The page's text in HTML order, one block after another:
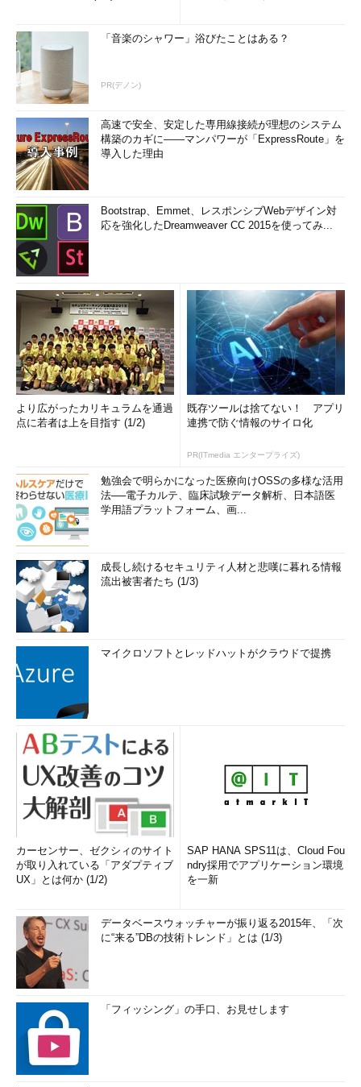
「音楽のシャワー」浴びたことはある？
PR(デノン)
高速で安全、安定した専用線接続が理想のシステム
構築のカギに――マンパワーが「ExpressRoute」を
導入した理由
Bootstrap、Emmet、レスポンシブWebデザイン対
応を強化したDreamweaver CC 2015を使ってみ...
より広がったカリキュラムを通過
点に若者は上を目指す (1/2)
既存ツールは捨てない！ アプリ
連携で防ぐ情報のサイロ化
PR(ITmedia エンタープライズ)
勉強会で明らかになった医療向けOSSの多様な活用
法──電子カルテ、臨床試験データ解析、日本語医
学用語プラットフォーム、画...
成長し続けるセキュリティ人材と悲嘆に暮れる情報
流出被害者たち (1/3)
マイクロソフトとレッドハットがクラウドで提携
カーセンサー、ゼクシィのサイト
が取り入れている「アダプティブ
UX」とは何か (1/2)
SAP HANA SPS11は、Cloud Fou
ndry採用でアプリケーション環境
を一新
データベースウォッチャーが振り返る2015年、「次
に“来る”DBの技術トレンド」とは (1/3)
「フィッシング」の手口、お見せします